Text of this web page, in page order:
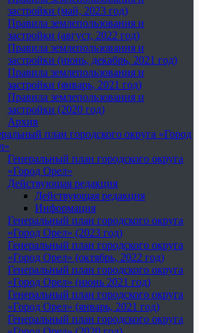
застройки (май, 2023 год)
Правила землепользования и
застройки (август, 2022 год)
Правила землепользования и
застройки (июнь, декабрь, 2021 год)
Правила землепользования и
застройки (январь, 2021 год)
Правила землепользования и
застройки (2020 год)
Архив
план городского округа «Город
Генеральный план городского округа
«Город Орел»
Действующая редакция
Действующая редакция
Информация
Генеральный план городского округа
«Город Орел» (2023 год)
Генеральный план городского округа
«Город Орел» (октябрь, 2022 год)
Генеральный план городского округа
«Город Орел» (июнь 2021 год)
Генеральный план городского округа
«Город Орел» (январь, 2021 год)
Генеральный план городского округа